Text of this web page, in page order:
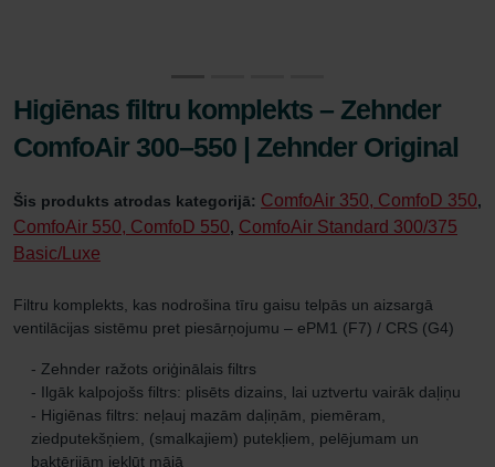
Higiēnas filtru komplekts – Zehnder
ComfoAir 300–550 | Zehnder Original
Šis produkts atrodas kategorijā: ComfoAir 350, ComfoD 350,
ComfoAir 550, ComfoD 550, ComfoAir Standard 300/375
Basic/Luxe
Filtru komplekts, kas nodrošina tīru gaisu telpās un aizsargā
ventilācijas sistēmu pret piesārņojumu – ePM1 (F7) / CRS (G4)
- Zehnder ražots oriģinālais filtrs
- Ilgāk kalpojošs filtrs: plisēts dizains, lai uztvertu vairāk daļiņu
- Higiēnas filtrs: neļauj mazām daļiņām, piemēram,
ziedputekšņiem, (smalkajiem) putekļiem, pelējumam un
baktērijām iekļūt mājā